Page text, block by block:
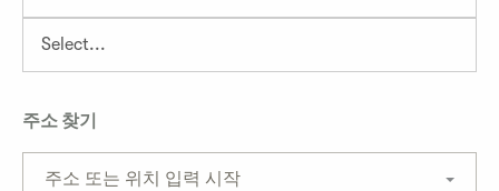
주소 찾기
주소 또는 위치 입력 시작